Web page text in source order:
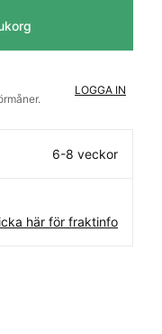
LOGGA IN
6-8 veckor
här för fraktinfo